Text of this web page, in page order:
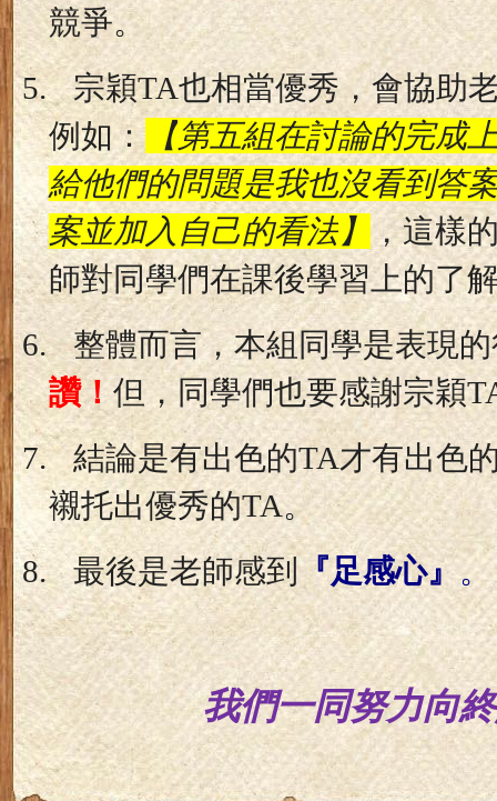
競爭。
5.
宗穎TA也相當優秀，會協助
例如： 【第五組在討論的完成
給他們的問題是我也沒看到答
案並加入自己的看法】 ，這樣
師對同學們在課後學習上的了
6.
整體而言，本組同學是表現
讚！但，同學們也要感謝宗穎
7.
結論是有出色的TA才有出色
襯托出優秀的TA。
8.
最後是老師感到 『足感心』。
我們一同努力向